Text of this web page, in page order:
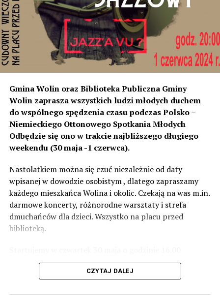
instalacji, to na tym odcinku generują dokładnie ten sam
poziom dźwięku co tam. Sprawdzałyśmy, że odległość
naszych nieruchomości od drogi jest taka sama, a nawet
w stosunku do niektórych mniejsza niż tych, które są na
początku miejscowości chronione ekranami – mówi
Jolanta Podhajska.
Przedstawiciel GDDKiA mówi, że po roku od oddania
inwestycji będzie przeprowadzona ponowna analiza
hałasu, jeśli decybeli będzie więcej niż sądzono –
wówczas ekrany zostaną zamontowane.
– Jeżeli wyjdzie na to, że są przekroczone normy, to
zabezpieczeń. Dopóki nie będzie tych przekroczonych
norm dopuszczalnego hałasu, no to nie możemy nic
zrobić. Tam są odpowiednie normy – 61 i 56 decybeli –
zaznacza.
Foto: Wojciech Basałygo
Gmina Wolin oraz Biblioteka Publiczna Gminy
Wolin zaprasza wszystkich ludzi młodych duchem
do wspólnego spędzenia czasu podczas Polsko –
Niemieckiego Ottonowego Spotkania Młodych
Odbędzie się ono w trakcie najbliższego długiego
weekendu (30 maja -1 czerwca).
Nastolatkiem można się czuć niezależnie od daty
wpisanej w dowodzie osobistym , dlatego zapraszamy
każdego mieszkańca Wolina i okolic. Czekają na was m.in.
darmowe koncerty, różnorodne warsztaty i strefa
dmuchańców dla dzieci. Wszystko na placu przed
biblioteką.
występami zespołów „Yellow” i „Specyficzni”.
CZYTAJ DALEJ